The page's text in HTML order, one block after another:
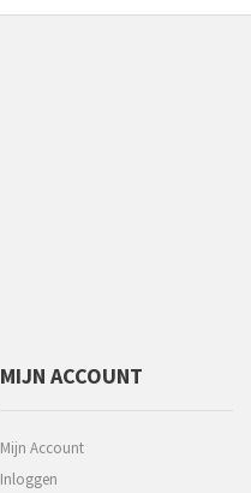
MIJN ACCOUNT
Mijn Account
Inloggen